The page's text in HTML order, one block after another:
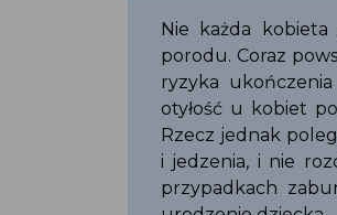
Nie każda
porodu. Coraz
ryzyka
otyłość u kobiet
Rzecz jednak
i jedzenia, i nie
przypadkach